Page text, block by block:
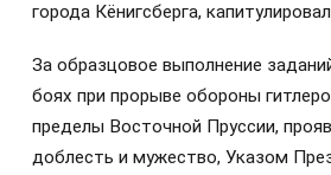
города Кёнигсберга,
За образцовое выполнение
боях при прорыве обороны
пределы Восточной Пруссии,
доблесть и мужество, Указом